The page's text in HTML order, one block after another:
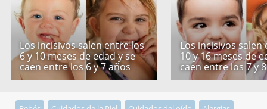
Los incisivos salen entre los
6 y 10 meses de edad y se
caen entre los 6 y 7 años
Los incisivos salen
10 y 16 meses de
caen entre los 7 y